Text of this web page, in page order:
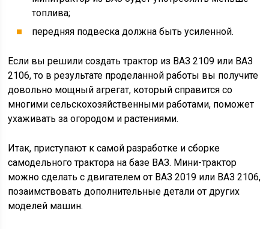
топлива;
передняя подвеска должна быть усиленной.
Если вы решили создать трактор из ВАЗ 2109 или ВАЗ
2106, то в результате проделанной работы вы получите
довольно мощный агрегат, который справится со
многими сельскохозяйственными работами, поможет
ухаживать за огородом и растениями.
Итак, приступают к самой разработке и сборке
самодельного трактора на базе ВАЗ. Мини-трактор
можно сделать с двигателем от ВАЗ 2019 или ВАЗ 2106,
позаимствовать дополнительные детали от других
моделей машин.